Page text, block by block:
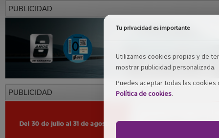
PUBLICIDAD
PUBLICIDAD
Tu privacidad es importante
Utilizamos cookies propias y de
mostrar publicidad personalizada.
Puedes aceptar todas las
Política de cookies.